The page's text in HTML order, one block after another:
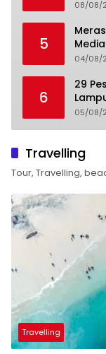
08/08/
5
04/08/
6
29
05/08/
Travelling
Tour, Travelling,
Travelling